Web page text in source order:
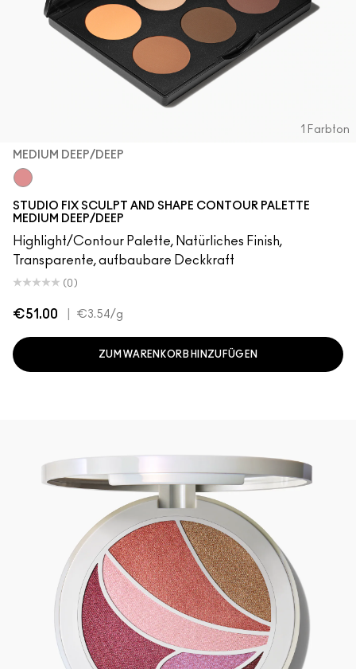
1 Farbton
MEDIUM DEEP/DEEP
STUDIO FIX SCULPT AND SHAPE CONTOUR PALETTE
MEDIUM DEEP/DEEP
Highlight/Contour Palette, Natürliches Finish,
Transparente, aufbaubare Deckkraft
(0)
€51.00 €3.54/g
ZUM WARENKORB HINZUFÜGEN